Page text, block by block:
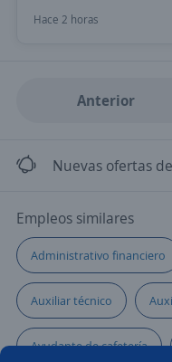
Hace 2 horas
Anterior
Nuevas ofertas
Empleos similares
Administrativo financiero
Auxiliar técnico
Ayudante de cafetería